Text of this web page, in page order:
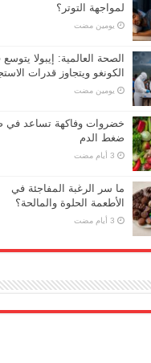
لمواجهة التوتر؟
‏يومين مضت
الصحة العالمية: إيبولا
الكونغو ويتجاوز قدرات
‏يومين مضت
خضروات وفاكهة تساعد
ضغط الدم
ما سر الرغبة المفاجئة في
الأطعمة الحلوة والمالحة؟